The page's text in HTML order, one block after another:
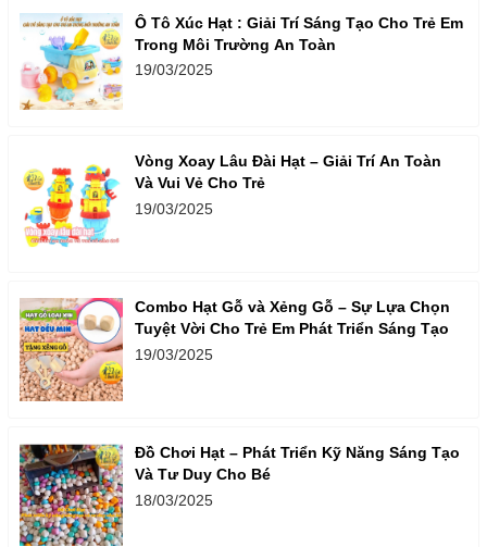
Ô Tô Xúc Hạt : Giải Trí Sáng Tạo Cho Trẻ Em
Trong Môi Trường An Toàn
19/03/2025
Vòng Xoay Lâu Đài Hạt – Giải Trí An Toàn
Và Vui Vẻ Cho Trẻ
19/03/2025
Combo Hạt Gỗ và Xẻng Gỗ – Sự Lựa Chọn
Tuyệt Vời Cho Trẻ Em Phát Triển Sáng Tạo
19/03/2025
Đồ Chơi Hạt – Phát Triển Kỹ Năng Sáng Tạo
Và Tư Duy Cho Bé
18/03/2025